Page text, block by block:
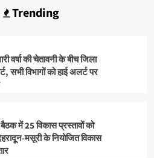
Trending
वर्षा की चेतावनी के बीच जिला
सभी विभागों को हाई अलर्ट पर
बैठक में 25 विकास प्रस्तावों को
मसूरी के नियोजित विकास